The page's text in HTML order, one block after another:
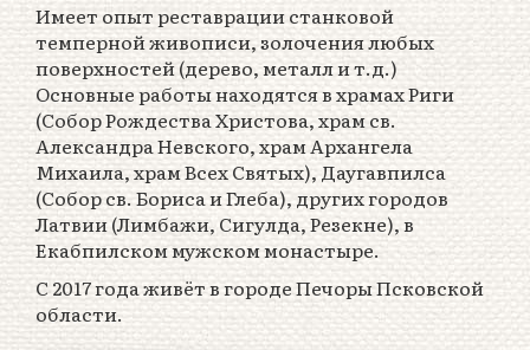
Имеет опыт реставрации станковой
темперной живописи, золочения любых
поверхностей (дерево, металл и т.д.)
Основные работы находятся в храмах Риги
(Собор Рождества Христова, храм св.
Александра Невского, храм Архангела
Михаила, храм Всех Святых), Даугавпилса
(Собор св. Бориса и Глеба), других городов
Латвии (Лимбажи, Сигулда, Резекне), в
Екабпилском мужском монастыре.
С 2017 года живёт в городе Печоры Псковской
области.